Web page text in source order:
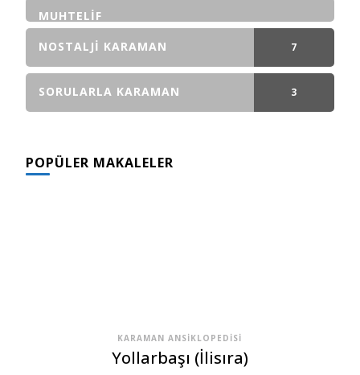
MUHTELIF
NOSTALJI KARAMAN
7
GÖNDERI(LER)
SORULARLA KARAMAN 3
POPÜLER MAKALELER
KARAMAN ANSIKLOPEDISI
Yollarbaşı (İlisıra)